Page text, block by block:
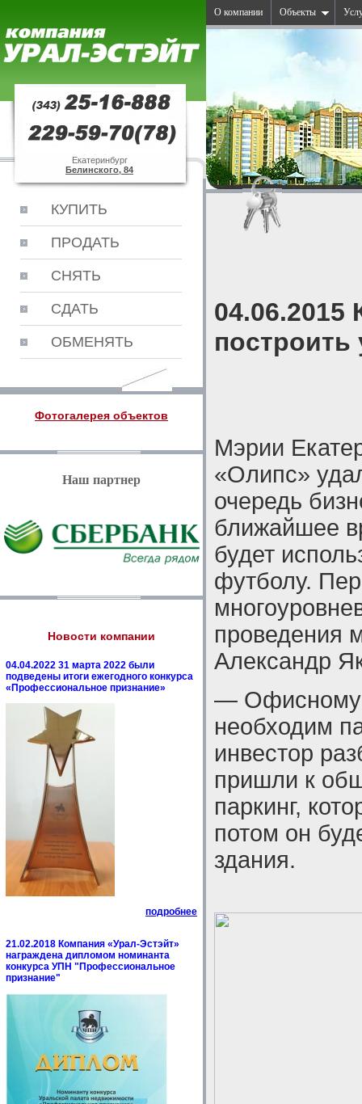
Екатеринбург
Белинского, 84
КУПИТЬ
ПРОДАТЬ
СНЯТЬ
СДАТЬ
ОБМЕНЯТЬ
Фотогалерея объектов
Наш партнер
Новости компании
04.04.2022 31 марта 2022 были
подведены итоги ежегодного конкурса
«Профессиональное признание»
подробнее
21.02.2018 Компания «Урал-Эстэйт»
награждена дипломом номинанта
конкурса УПН "Профессиональное
признание"
О компании Объекты
построить
Мэрии
«Олипс»
очередь
ближайшее
будет
футболу.
проведения
Александр
— Офисному
необходим
инвестор
пришли к
паркинг,
потом он
здания.